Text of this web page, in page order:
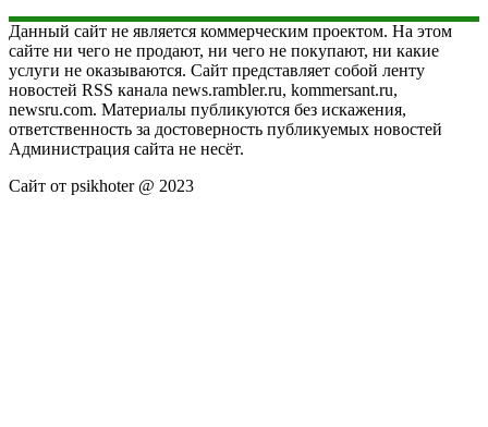
Данный сайт не является коммерческим проектом. На этом
сайте ни чего не продают, ни чего не покупают, ни какие
услуги не оказываются. Сайт представляет собой ленту
новостей RSS канала news.rambler.ru, kommersant.ru,
newsru.com. Материалы публикуются без искажения,
ответственность за достоверность публикуемых новостей
Администрация сайта не несёт.
Сайт от psikhoter @ 2023